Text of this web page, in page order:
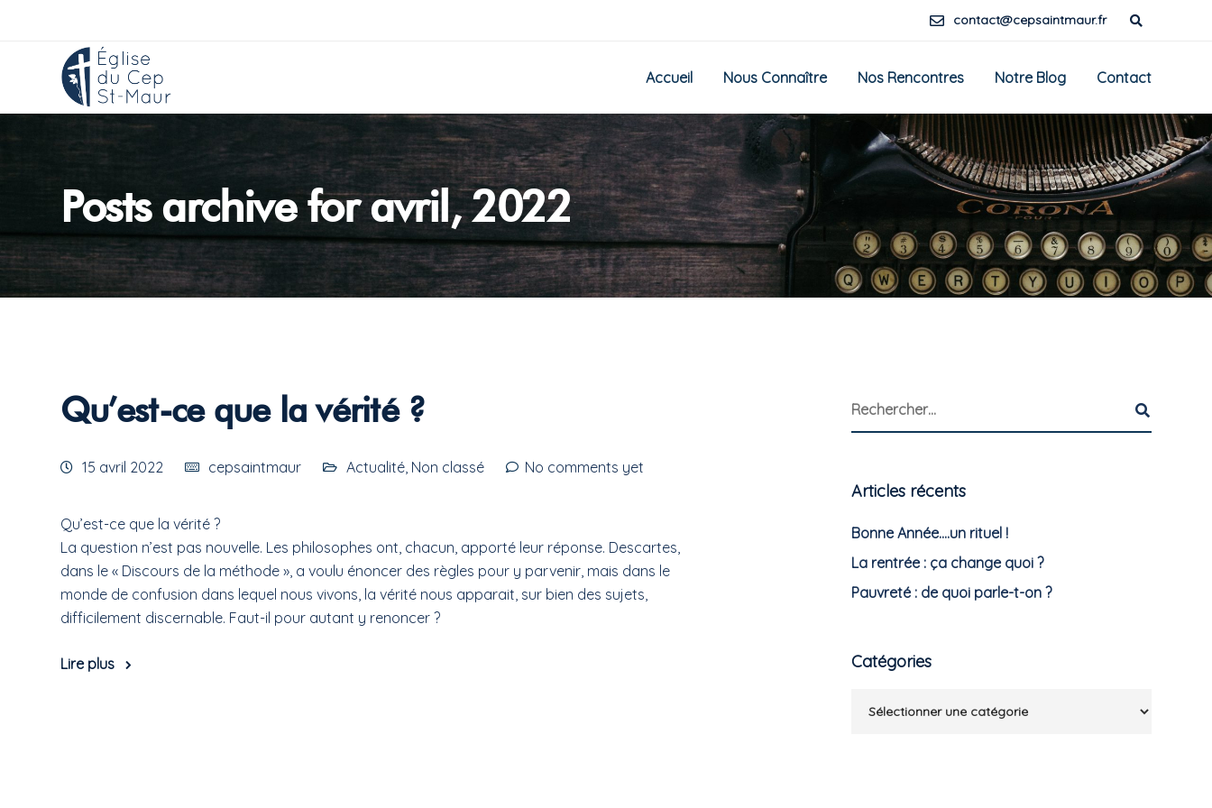
contact@cepsaintmaur.fr
Accueil Nous Connaître Nos Rencontres Notre Blog Contact
Posts archive for avril, 2022
Qu’est-ce que la vérité ?
15 avril 2022 cepsaintmaur Actualité, Non classé No comments yet
Qu’est-ce que la vérité ?
La question n’est pas nouvelle. Les philosophes ont, chacun, apporté leur réponse. Descartes,
dans le « Discours de la méthode », a voulu énoncer des règles pour y parvenir, mais dans le
monde de confusion dans lequel nous vivons, la vérité nous apparait, sur bien des sujets,
difficilement discernable. Faut-il pour autant y renoncer ?
Lire plus
Articles récents
Bonne Année….un rituel !
La rentrée : ça change quoi ?
Pauvreté : de quoi parle-t-on ?
Catégories